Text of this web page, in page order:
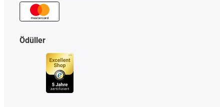
Ödüller